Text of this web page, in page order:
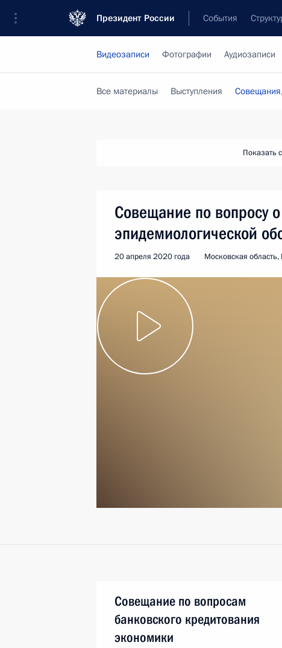
Президент России События
Видеозаписи Фотографии Аудиозаписи
Все материалы Выступления
Показать
Совещание по вопросу
эпидемиологической
20 апреля 2020 года Московская
Совещание по вопросам
банковского кредитования
экономики